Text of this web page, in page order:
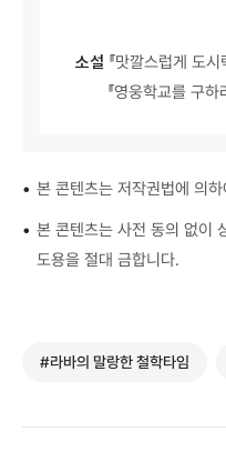
소설 『맛깔스럽게 도시
『영웅학교를 구하
• 본 콘텐츠는 저작권법에 의
• 본 콘텐츠는 사전 동의 없이
도용을 절대 금합니다.
#라바의 말랑한 철학타임